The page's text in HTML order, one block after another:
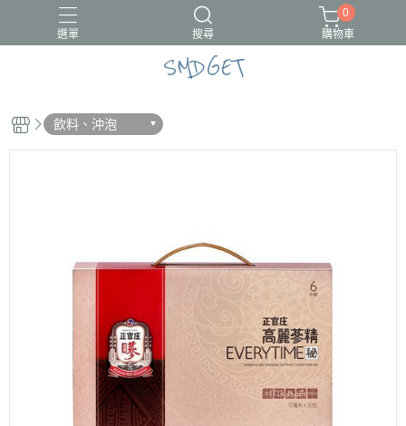
選單 搜尋
#新品上市 CÓCOES
0
購物車
SMDGET
飲料、沖泡